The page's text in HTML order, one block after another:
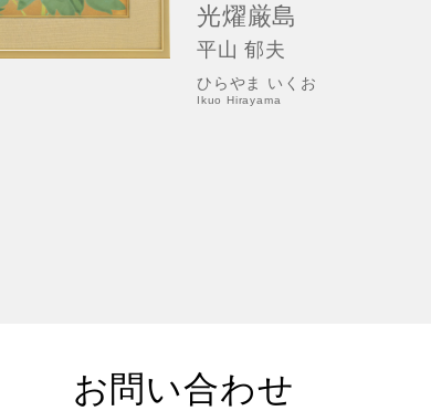
光燿厳島
平山 郁夫
ひらやま いくお
Ikuo Hirayama
お問い合わせ